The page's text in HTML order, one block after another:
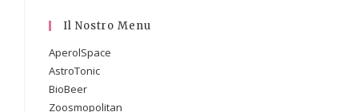
Il Nostro Menu
AperolSpace
AstroTonic
BioBeer
Zoosmopolitan